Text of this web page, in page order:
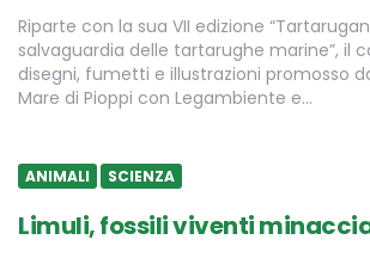
Riparte con la sua VII edizione
salvaguardia delle tartarughe marine”, il
disegni, fumetti e illustrazioni promosso
Mare di Pioppi con Legambiente e…
ANIMALI SCIENZA
Limuli, fossili viventi